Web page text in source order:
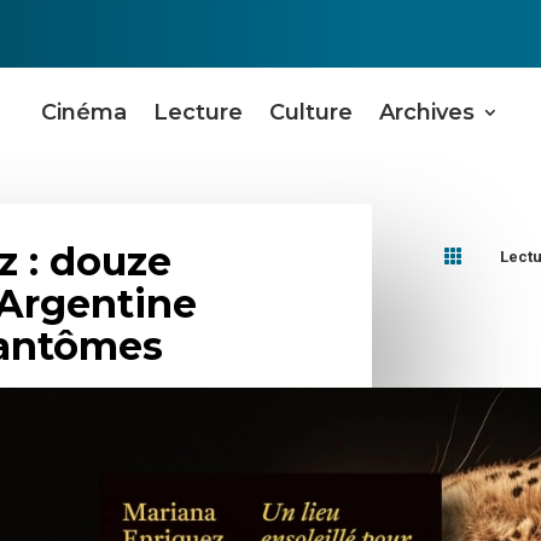
Cinéma Lecture Culture Archives
: douze
